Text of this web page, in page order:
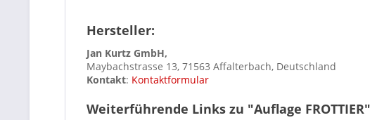
Hersteller:
Jan Kurtz GmbH,
Maybachstrasse 13, 71563 Affalterbach, Deutschland
Kontakt: Kontaktformular
Weiterführende Links zu "Auflage FROTTIER"